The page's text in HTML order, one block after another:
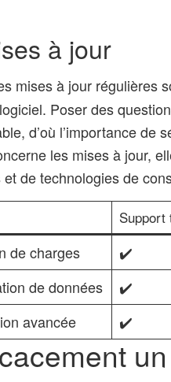
à jour
mises à jour régulières
Poser des
d’où l’importance de
les mises à jour,
de technologies de
Support
de charges ✔️
de données ✔️
avancée ✔️